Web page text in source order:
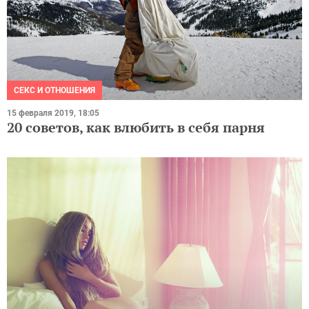
СЕКС И ОТНОШЕНИЯ
15 февраля 2019, 18:05
20 советов, как влюбить в себя парня